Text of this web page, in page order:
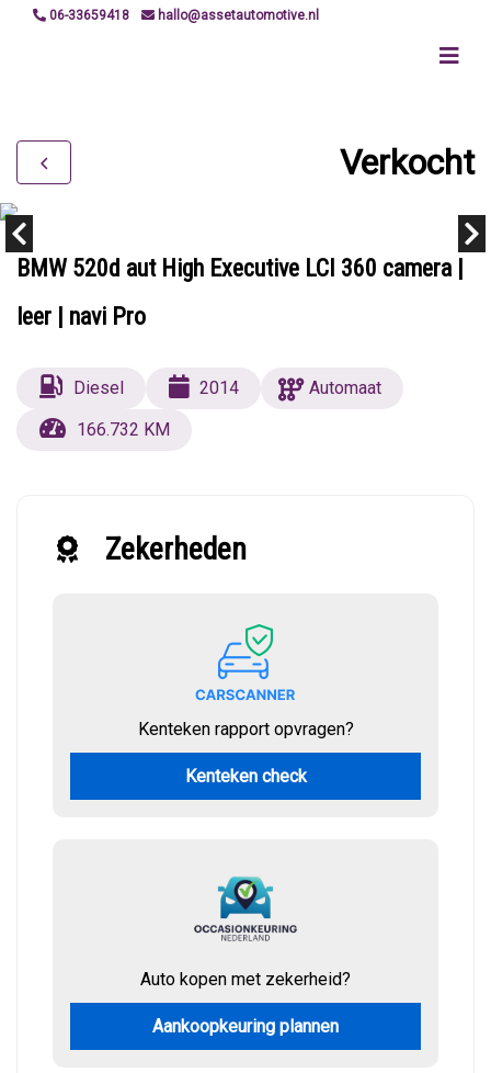
06-33659418 hallo@assetautomotive.nl
Verkocht
BMW 520d aut High Executive LCI 360 camera |
leer | navi Pro
Diesel 2014
Automaat
166.732 KM
Zekerheden
Kenteken rapport opvragen?
Kenteken check
Auto kopen met zekerheid?
Aankoopkeuring plannen